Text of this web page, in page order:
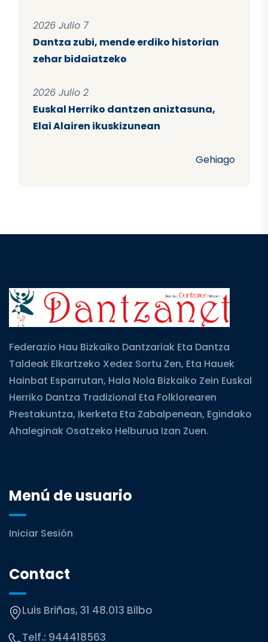
2026 Julio 7
Dantza zubi, mende erdiko historian
zehar bidaiatzeko
2026 Julio 2
Euskal Herriko dantzen aniztasuna,
Elai Alairen ikuskizunean
Gehiago
Federazio Hau Bizkaiko Dantzariak Eta Dantza
Taldeak Elkartzeko Xedez Sortu Zen, Eta Hauek
Hainbat Esparrutan, Hala Nola Bizkaiko Zein Euskal
Herriko Dantza Tradizional Eta Folklorearen
Prestakuntza, Ikerketa Eta Zabalpenean, Egindako
Ahaleginak Osatzeko Helburua Izan Zuen.
Menú de usuario
Iniciar Sesión
Contact
Luis Briñas, 31 48.013 Bilbo
Telf.: 944418563